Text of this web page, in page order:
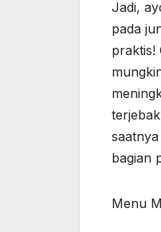
Jadi,
pada
praktis!
bagian
Menu